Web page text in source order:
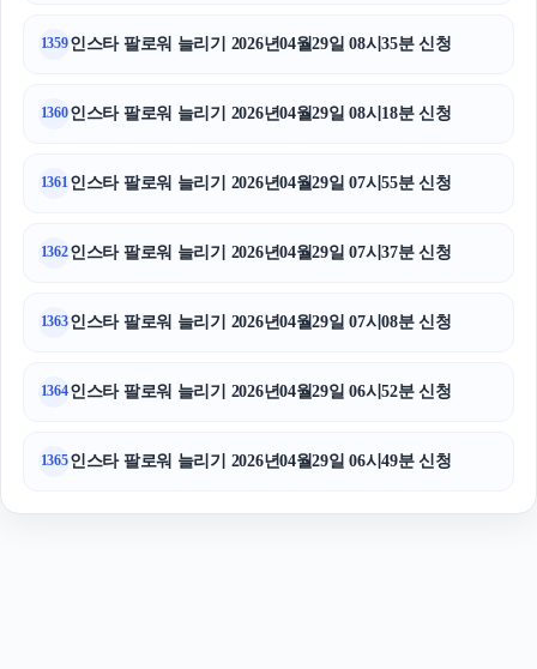
1359인스타 팔로워 늘리기 2026년04월29일 08시35분 신청
1360인스타 팔로워 늘리기 2026년04월29일 08시18분 신청
1361인스타 팔로워 늘리기 2026년04월29일 07시55분 신청
1362인스타 팔로워 늘리기 2026년04월29일 07시37분 신청
1363인스타 팔로워 늘리기 2026년04월29일 07시08분 신청
1364인스타 팔로워 늘리기 2026년04월29일 06시52분 신청
1365인스타 팔로워 늘리기 2026년04월29일 06시49분 신청